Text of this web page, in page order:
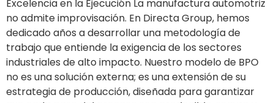
Excelencia en la Ejecución La manufactura automotriz
no admite improvisación. En Directa Group, hemos
dedicado años a desarrollar una metodología de
trabajo que entiende la exigencia de los sectores
industriales de alto impacto. Nuestro modelo de BPO
no es una solución externa; es una extensión de su
estrategia de producción, diseñada para garantizar